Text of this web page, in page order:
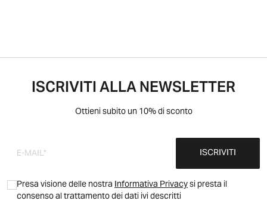
ISCRIVITI ALLA NEWSLETTER
Ottieni subito un 10% di sconto
ISCRIVITI
Presa visione delle nostraInformativa Privacysi presta il
consenso al trattamento dei dati ivi descritti